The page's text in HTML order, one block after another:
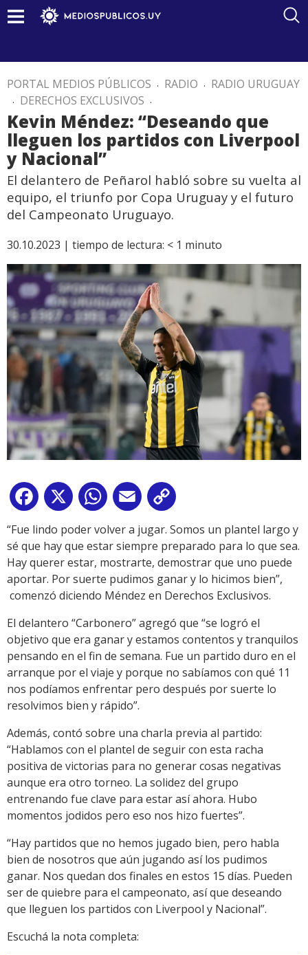
PORTAL MEDIOS PÚBLICOS . RADIO . RADIO URUGUAY
. DERECHOS EXCLUSIVOS .
Kevin Méndez: “Deseando que
lleguen los partidos con Liverpool
y Nacional”
El delantero de Peñarol habló sobre su vuelta al
equipo, el triunfo por Copa Uruguay y el futuro
del Campeonato Uruguayo.
30.10.2023 | tiempo de lectura: < 1 minuto
Facebook
X WhatsApp
Email
Link
“Fue lindo poder volver a jugar. Somos un plantel largo y
sé que hay que estar siempre preparado para lo que sea.
Hay querer estar, mostrarte, demostrar que uno puede
aportar. Por suerte pudimos ganar y lo hicimos bien”,
comenzó diciendo Méndez en Derechos Exclusivos.
El delantero “Carbonero” agregó que “se logró el
objetivo que era ganar y estamos contentos y tranquilos
pensando en el fin de semana. Fue un partido duro en el
arranque por el viaje y porque no sabíamos con qué 11
nos podíamos enfrentar pero después por suerte lo
resolvimos bien y rápido”.
Además, contó sobre una charla previa al partido:
“Hablamos con el plantel de seguir con esta racha
positiva de victorias para no generar cosas negativas
aunque era otro torneo. La solidez del grupo
entrenando fue clave para estar así ahora. Hubo
momentos jodidos pero eso nos hizo fuertes”.
“Hay partidos que no hemos jugado bien, pero habla
bien de nosotros que aún jugando así los pudimos
ganar. Nos quedan dos finales en estos 15 días. Pueden
ser de quiebre para el campeonato, así que deseando
que lleguen los partidos con Liverpool y Nacional”.
Escuchá la nota completa: